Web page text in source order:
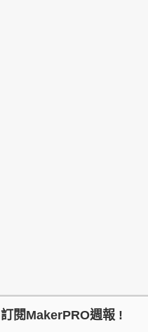
訂閱MakerPRO週報 !